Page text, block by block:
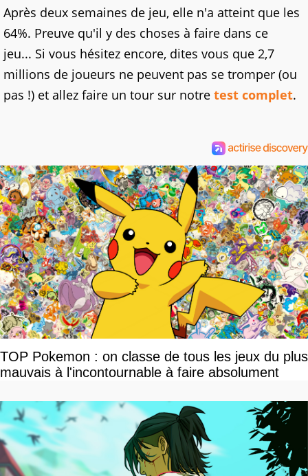
Après deux semaines de jeu, elle n'a atteint que les
64%. Preuve qu'il y des choses à faire dans ce
jeu... Si vous hésitez encore, dites vous que 2,7
millions de joueurs ne peuvent pas se tromper (ou
pas !) et allez faire un tour sur notre test complet.
TOP Pokemon : on classe de tous les jeux du plus
mauvais à l'incontournable à faire absolument